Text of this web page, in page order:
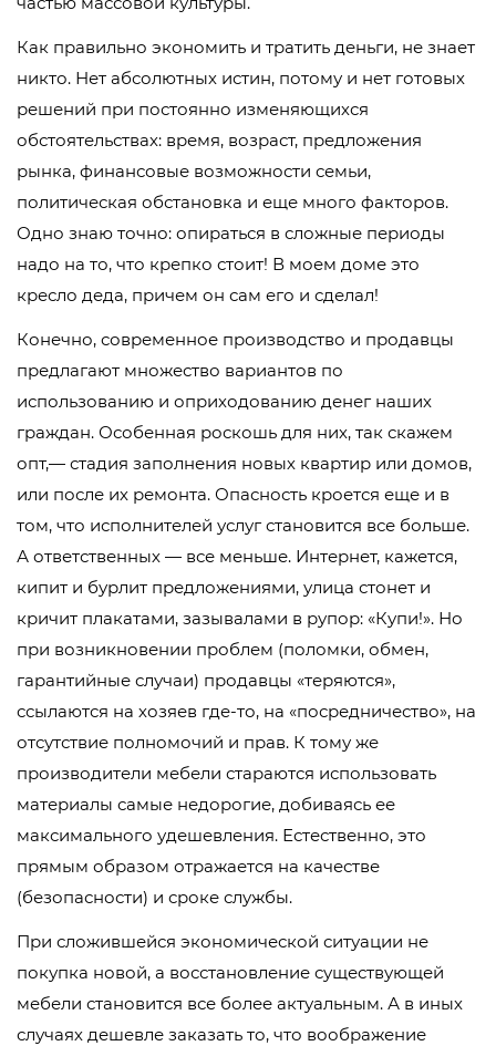
Как правильно экономить и тратить деньги, не знает
никто. Нет абсолютных истин, потому и нет готовых
решений при постоянно изменяющихся
обстоятельствах: время, возраст, предложения
рынка, финансовые возможности семьи,
политическая обстановка и еще много факторов.
Одно знаю точно: опираться в сложные периоды
надо на то, что крепко стоит! В моем доме это
кресло деда, причем он сам его и сделал!
Конечно, современное производство и продавцы
предлагают множество вариантов по
использованию и оприходованию денег наших
граждан. Особенная роскошь для них, так скажем
опт,— стадия заполнения новых квартир или домов,
или после их ремонта. Опасность кроется еще и в
том, что исполнителей услуг становится все больше.
А ответственных — все меньше. Интернет, кажется,
кипит и бурлит предложениями, улица стонет и
кричит плакатами, зазывалами в рупор: «Купи!». Но
при возникновении проблем (поломки, обмен,
гарантийные случаи) продавцы «теряются»,
ссылаются на хозяев где-то, на «посредничество», на
отсутствие полномочий и прав. К тому же
производители мебели стараются использовать
материалы самые недорогие, добиваясь ее
максимального удешевления. Естественно, это
прямым образом отражается на качестве
(безопасности) и сроке службы.
При сложившейся экономической ситуации не
покупка новой, а восстановление существующей
мебели становится все более актуальным. А в иных
случаях дешевле заказать то, что воображение